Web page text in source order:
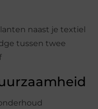
naast je textiel
tussen twee